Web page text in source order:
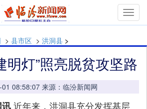
> 县市区 > 洪洞县 >
明灯”照亮脱贫攻坚路
08:58:07 来源：临汾新闻网
近年来，洪洞县充分发挥基层